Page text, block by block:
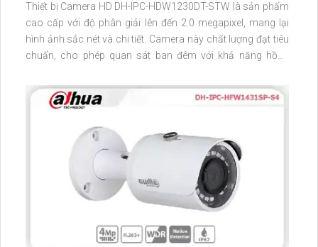
Thiết bị Camera HD DH-IPC-HDW1230DT-STW là sản phẩm
cao cấp với độ phân giải lên đến 2.0 megapixel, mang lại
hình ảnh sắc nét và chi tiết. Camera này chất lượng đạt tiêu
chuẩn, cho phép quan sát ban đêm với khả năng hồng
camera này cung cấp độ bền cao và hình ảnh chất lượng
vượt trội